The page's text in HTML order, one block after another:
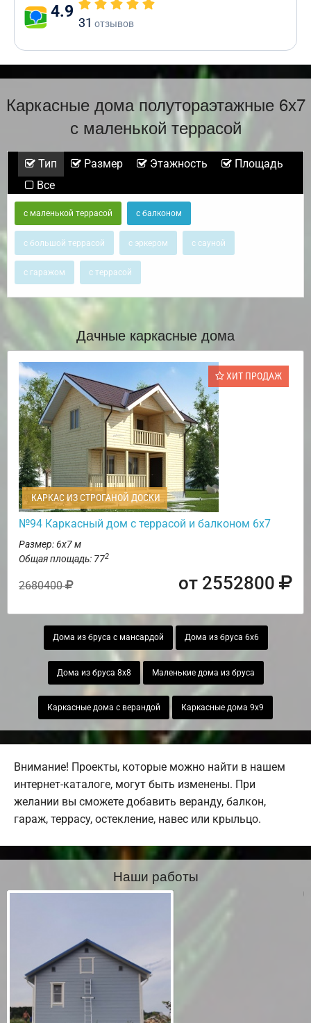
4.9
31 отзывов
Каркасные дома полутораэтажные 6х7
с маленькой террасой
Тип Размер Этажность
Площадь
Все
с маленькой террасой с балконом
с большой террасой с эркером с сауной
с гаражом с террасой
Дачные каркасные дома
ХИТ ПРОДАЖ
КАРКАС ИЗ СТРОГАНОЙ ДОСКИ
№94 Каркасный дом с террасой и балконом 6х7
Размер: 6х7 м
Общая площадь: 772
2680400 от 2552800
Дома из бруса с мансардой Дома из бруса 6х6
Дома из бруса 8х8 Маленькие дома из бруса
Каркасные дома с верандой Каркасные дома 9х9
Внимание! Проекты, которые можно найти в нашем
интернет-каталоге, могут быть изменены. При
желании вы сможете добавить веранду, балкон,
гараж, террасу, остекление, навес или крыльцо.
Наши работы